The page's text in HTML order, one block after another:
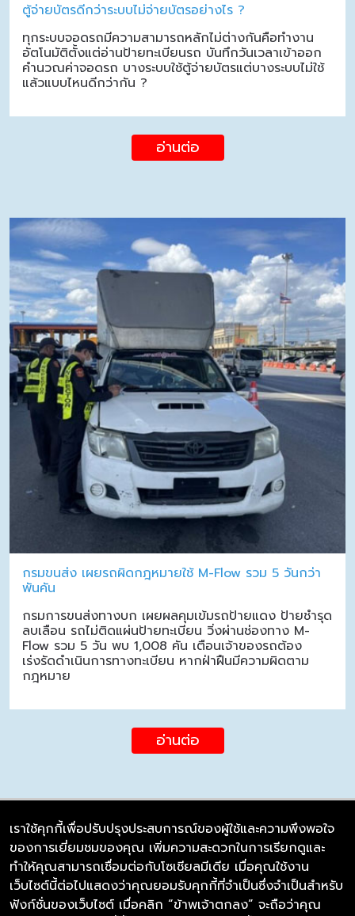
ตู้จ่ายบัตรดีกว่าระบบไม่จ่ายบัตรอย่างไร ?
ทุกระบบจอดรถมีความสามารถหลักไม่ต่างกันคือทำงาน
อัตโนมัติตั้งแต่อ่านป้ายทะเบียนรถ บันทึกวันเวลาเข้าออก
คำนวณค่าจอดรถ บางระบบใช้ตู้จ่ายบัตรแต่บางระบบไม่ใช้
แล้วแบบไหนดีกว่ากัน ?
อ่านต่อ
กรมขนส่ง เผยรถผิดกฎหมายใช้ M-Flow รวม 5 วันกว่า
พันคัน
กรมการขนส่งทางบก เผยผลคุมเข้มรถป้ายแดง ป้ายชำรุด
ลบเลือน รถไม่ติดแผ่นป้ายทะเบียน วิ่งผ่านช่องทาง M-
Flow รวม 5 วัน พบ 1,008 คัน เตือนเจ้าของรถต้อง
เร่งรัดดำเนินการทางทะเบียน หากฝ่าฝืนมีความผิดตาม
กฎหมาย
อ่านต่อ
บริษัท ซิมลิงค์ จำกัด
98/226 Bangrakyai-Baanmai Road,
Bangyai, Nonthaburi 11140
เราใช้คุกกี้เพื่อปรับปรุงประสบการณ์ของผู้ใช้และความพึงพอใจ
ของการเยี่ยมชมของคุณ เพิ่มความสะดวกในการเรียกดูและ
ทำให้คุณสามารถเชื่อมต่อกับโซเชียลมีเดีย เมื่อคุณใช้งาน
เว็บไซต์นี้ต่อไปแสดงว่าคุณยอมรับคุกกี้ที่จำเป็นซึ่งจำเป็นสำหรับ
ฟังก์ชั่นของเว็บไซต์ เมื่อคลิก “ข้าพเจ้าตกลง” จะถือว่าคุณ